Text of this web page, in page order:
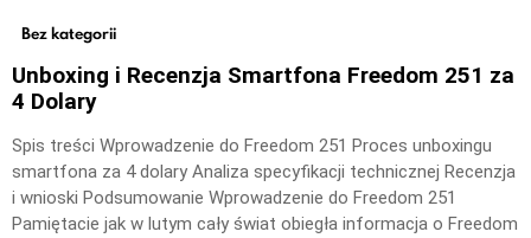
Bez kategorii
Unboxing i Recenzja Smartfona Freedom 251 za
4 Dolary
Spis treści Wprowadzenie do Freedom 251 Proces unboxingu
smartfona za 4 dolary Analiza specyfikacji technicznej Recenzja
i wnioski Podsumowanie Wprowadzenie do Freedom 251
Pamiętacie jak w lutym cały świat obiegła informacja o Freedom